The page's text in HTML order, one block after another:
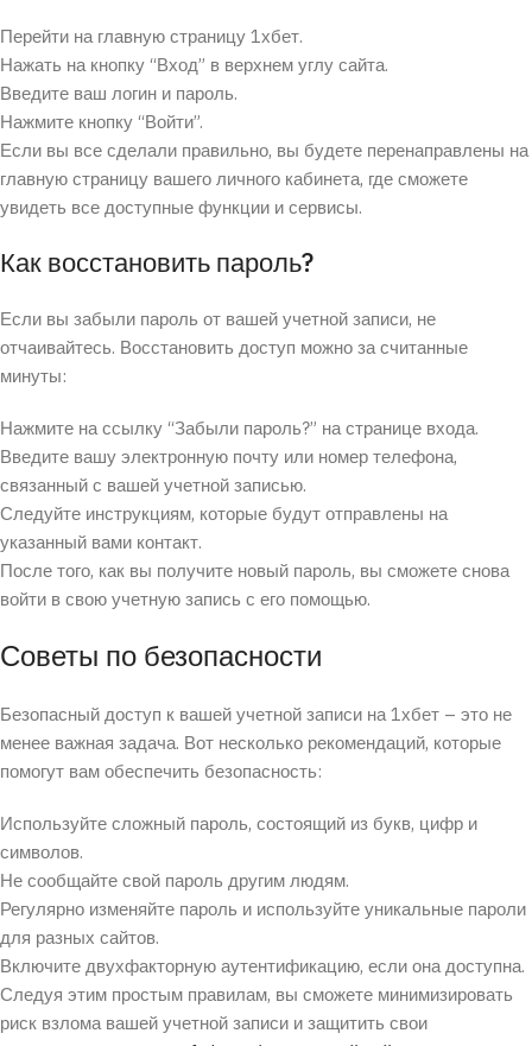
Перейти на главную страницу 1хбет.
Нажать на кнопку “Вход” в верхнем углу сайта.
Введите ваш логин и пароль.
Нажмите кнопку “Войти”.
Если вы все сделали правильно, вы будете перенаправлены на
главную страницу вашего личного кабинета, где сможете
увидеть все доступные функции и сервисы.
Как восстановить пароль?
Если вы забыли пароль от вашей учетной записи, не
отчаивайтесь. Восстановить доступ можно за считанные
минуты:
Нажмите на ссылку “Забыли пароль?” на странице входа.
Введите вашу электронную почту или номер телефона,
связанный с вашей учетной записью.
Следуйте инструкциям, которые будут отправлены на
указанный вами контакт.
После того, как вы получите новый пароль, вы сможете снова
войти в свою учетную запись с его помощью.
Советы по безопасности
Безопасный доступ к вашей учетной записи на 1хбет – это не
менее важная задача. Вот несколько рекомендаций, которые
помогут вам обеспечить безопасность:
Используйте сложный пароль, состоящий из букв, цифр и
символов.
Не сообщайте свой пароль другим людям.
Регулярно изменяйте пароль и используйте уникальные пароли
для разных сайтов.
Включите двухфакторную аутентификацию, если она доступна.
Следуя этим простым правилам, вы сможете минимизировать
риск взлома вашей учетной записи и защитить свои